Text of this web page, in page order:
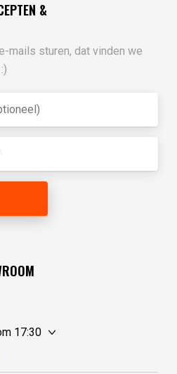
&
mails sturen, dat vinden we
17:30
10:00 - 17:30